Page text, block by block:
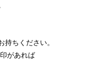
持ちください。
があれば